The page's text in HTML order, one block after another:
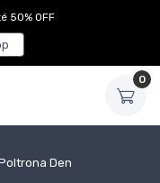
50% OFF
0
Den